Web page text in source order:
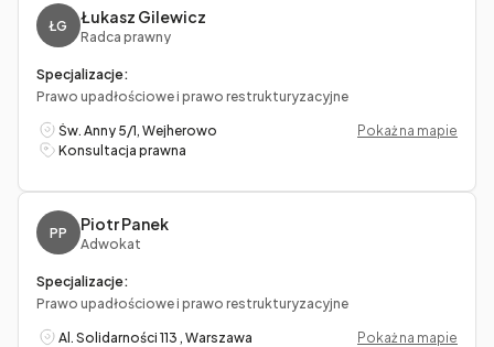
ŁG Łukasz Gilewicz
Radca prawny
Specjalizacje:
Prawo upadłościowe i prawo restrukturyzacyjne
Św. Anny 5/1, Wejherowo
Pokaż na mapie
Konsultacja prawna
PP Piotr Panek
Adwokat
Specjalizacje:
Prawo upadłościowe i prawo restrukturyzacyjne
Al. Solidarności 113 , Warszawa
Pokaż na mapie